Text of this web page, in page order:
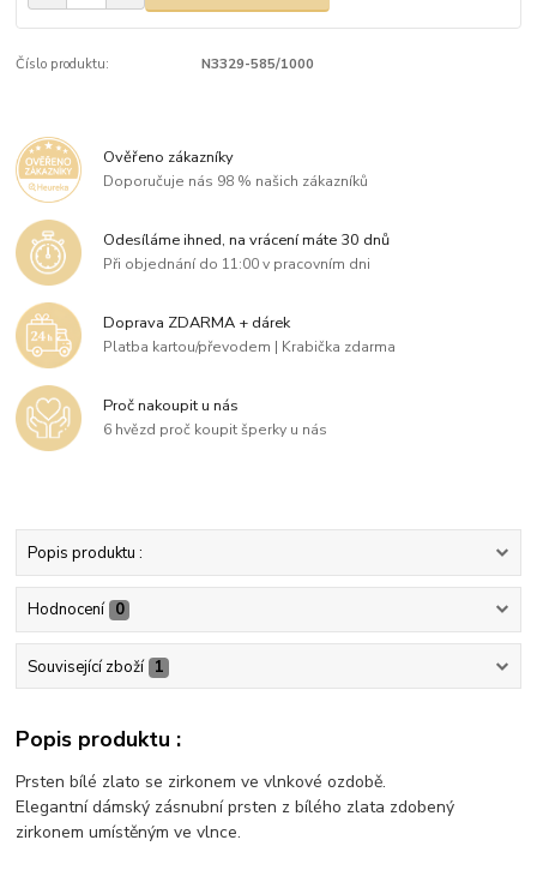
Číslo produktu: N3329-585/1000
Ověřeno zákazníky
Doporučuje nás 98 % našich zákazníků
Odesíláme ihned, na vrácení máte 30 dnů
Při objednání do 11:00 v pracovním dni
Doprava ZDARMA + dárek
Platba kartou/převodem | Krabička zdarma
Proč nakoupit u nás
6 hvězd proč koupit šperky u nás
Popis produktu :
Hodnocení 0
Související zboží 1
Popis produktu :
Prsten bílé zlato se zirkonem ve vlnkové ozdobě.
Elegantní dámský zásnubní prsten z bílého zlata zdobený
zirkonem umístěným ve vlnce.